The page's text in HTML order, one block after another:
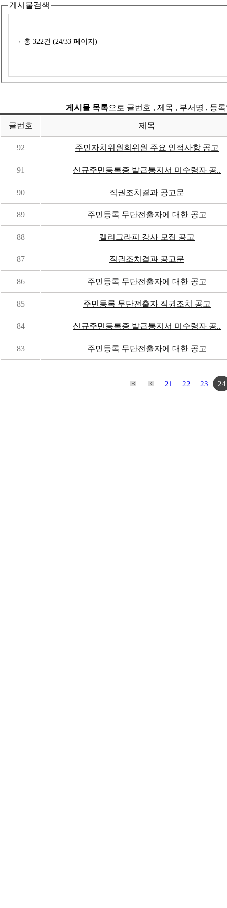
게시물검색
총 322건 (24/33 페이지)
게시물 목록으로 글번호 , 제목 , 부서명 , 등
글번호 제목
92 주민자치위원회위원 주요 인적사항 공고
91 신규주민등록증 발급통지서 미수령자 공..
90 직권조치결과 공고문
89 주민등록 무단전출자에 대한 공고
88 캘리그라피 강사 모집 공고
87 직권조치결과 공고문
86 주민등록 무단전출자에 대한 공고
85 주민등록 무단전출자 직권조치 공고
84 신규주민등록증 발급통지서 미수령자 공..
83 주민등록 무단전출자에 대한 공고
21 22 23 24